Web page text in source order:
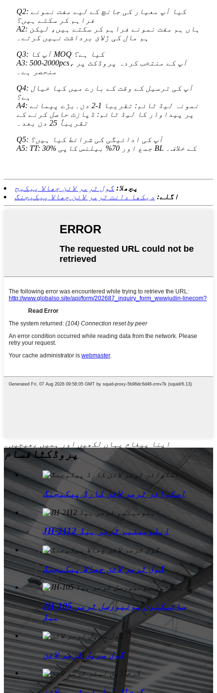
Q2: کیا آپ معیار کی جانچ کے لیے مفت نمونے
فراہم کر سکتے ہیں؟
A2: ہاں ہم مفت نمونے فراہم کر سکتے ہیں، لیکن
ہم مال کی ڑلائ برداشت نہیں کرتے۔
Q3: آپ کا MOQ کیا ہے؟
A3: 500-2000pcs، آپ کے منتخب کردہ پروڈکٹ پر
منحصر ہے۔
Q4: آپ کی ترسیل کے وقت کے بارے میں کیا خیال
ہے؟
A4: نمونہ لیڈ ٹائم: تقریبا 1-2 دن۔بڑے پیمانے
پر پیداوار کا لیڈ ٹائم: ڈپازٹ حاصل کرنے کے
تقریباً 25 دن بعد۔
Q5: آپ کی ادائیگی کی شرائط کیا ہیں؟
A5: TT: 30% جمع اور 70% بیلنس کاپی BL کے خلاف۔
پچھلا: گول ٹرمر لائن چھالا پیکیج
اگلے: دیکھا دانت ٹرمر لائن چھالا پیکیجنگ
اپنا پیغام یہاں لکھیں اور ہمیں بھیجیں۔
پروڈکٹاقسام
اسکوائر ٹرمر لائن کارڈ پیکیجنگ
JH-2112 ایلومینیم ٹرمر ہیڈ
گول ٹرمر لائن چھالا پیکیجنگ
JH-105 سائیکلون یونیورسل ٹرمر
ہیڈ
گول سرپل ٹرمر لائن